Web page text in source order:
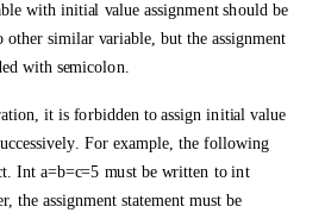
ble with initial valueassignment should be
other similar variable, but theassignment
ed with semicolon.
ation, it is forbidden toassign initial value
uccessively. For example, the following
t. Inta=b=c=5 must be written to int
r, the assignment statement must be